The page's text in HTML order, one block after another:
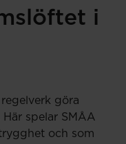
i
göra
spelar SMÅA
och som